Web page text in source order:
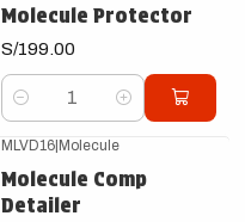
Molecule Protector
S/199.00
Cantidad
MLVD16 Molecule
Molecule Comp
Detailer